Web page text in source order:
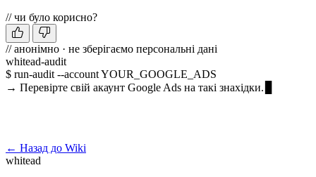
// чи було корисно?
// анонімно · не зберігаємо персональні дані
whitead-audit
$ run-audit --account YOUR_GOOGLE_ADS
→ Перевірте свій акаунт Google Ads на такі знахідки.
← Назад до Wiki
whitead